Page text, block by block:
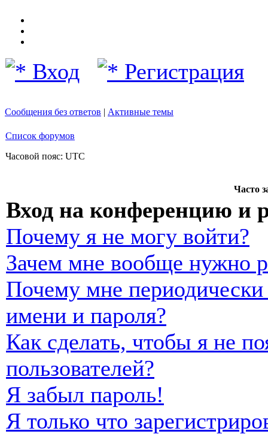
Вход Регистрация
Сообщения без ответов | Активные темы
Список форумов
Часовой пояс: UTC
Часто
Вход на конференцию и
Почему я не могу войти?
Зачем мне вообще нужно
Почему мне периодически
имени и пароля?
Как сделать, чтобы я не
пользователей?
Я забыл пароль!
Я только что